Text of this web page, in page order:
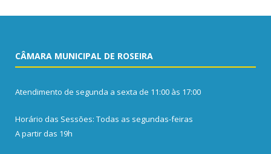
CÂMARA MUNICIPAL DE ROSEIRA
Atendimento de segunda a sexta de 11:00 às 17:00
Horário das Sessões: Todas as segundas-feiras
A partir das 19h